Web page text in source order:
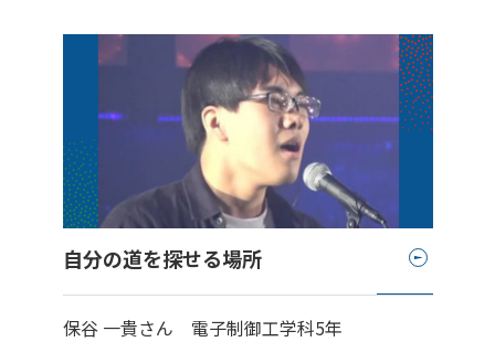
自分の道を探せる場所
保谷 一貴さん 電子制御工学科5年